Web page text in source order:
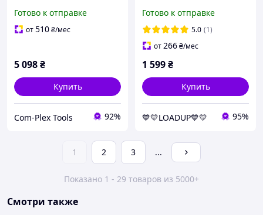
(05057460001)
Готово к отправке
от510₴/мес
5 098₴
Купить
Com-Plex Tools 92%
Jakemy JM-8192 (180 в 1,
CR-V, в контейнере)
Готово к отправке
5.0 (1)
от266₴/мес
1 599₴
Купить
💙💛LOADUP💙💛 95%
1 2 3 ...
Показано 1 - 29 товаров из 5000+
Смотри также